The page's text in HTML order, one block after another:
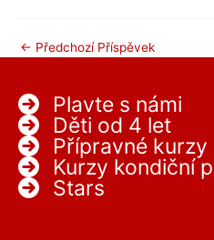
← Předchozí Příspěvek
Plavte s námi
Děti od 4 let
Přípravné kurzy
Kurzy kondiční
Stars